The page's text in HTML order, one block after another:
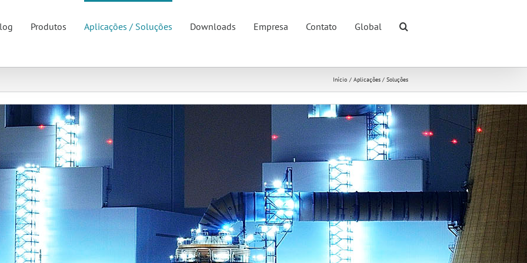
Produtos Aplicações / Soluções Downloads Empresa Contato Global
Início Aplicações / Soluções